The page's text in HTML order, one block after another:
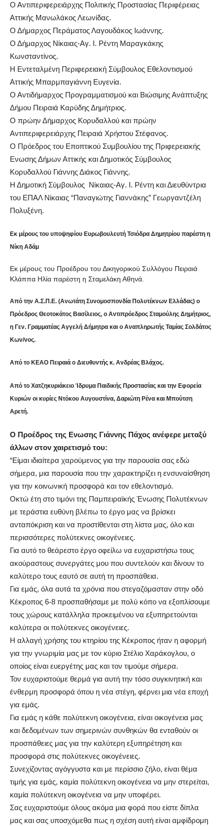
Ο Αντιπεριφερειάρχης Πολιτικής Προστασίας Περιφέρειας
Αττικής Μανωλάκος Λεωνίδας.
Ο Δήμαρχος Περάματος Λαγουδάκος Ιωάννης.
Ο Δήμαρχος Νίκαιας-Αγ. Ι. Ρέντη Μαραγκάκης
Κωνσταντίνος.
Η Εντεταλμένη Περιφερειακή Σύμβουλος Εθελοντισμού
Αττικής Μπαρμπαγιάννη Ευγενία.
Ο Αντιδήμαρχος Προγραμματισμού και Βιώσιμης Ανάπτυξης
Δήμου Πειραιά Καρύδης Δημήτριος.
Ο πρώην Δήμαρχος Κορυδαλλού και πρώην
Αντιπεριφερειάρχης Πειραιά Χρήστου Στέφανος.
Ο Πρόεδρος του Εποπτικού Συμβουλίου της Πριφερειακής
Ενωσης Δήμων Αττικής και Δημοτικός Σύμβουλος
Κορυδαλλού Γιάννης Διάκος Γιάννης.
Η Δημοτική Σύμβουλος Νίκαιας-Αγ. Ι. Ρέντη και Διευθύντρια
του ΕΠΑΛ Νίκαιας “Παναγιώτης Γιαννάκης” Γεωργαντζέλη
Πολυξένη.
Εκ μέρους του υποψηφίου Ευρωβουλευτή Τσιόδρα Δημητρίου παρέστη η
Νίκη Αδάμ
Εκ μέρους του Προέδρου του Δικηγορικού Συλλόγου Πειραιά
Κλάππα Ηλία παρέστη η Σταμελάκη Αθηνά.
Από την Α.Σ.Π.Ε. (Ανωτάτη Συνομοσπονδία Πολυτέκνων Ελλάδας) ο
Πρόεδρος Θεοτοκάτος Βασίλειος, ο Αντιπρόεδρος Σταμούλης Δημήτριος,
η Γεν. Γραμματέας Αγγελή Δήμητρα και ο Αναπληρωτής Ταμίας Σολδάτος
Κων/νος.
Από το ΚΕΑΟ Πειραιά ο Διευθυντής κ. Ανδρέας Βλάχος.
Από το Χατζηκυριάκειο Ίδρυμα Παιδικής Προστασίας και την Εφορεία
Κυριών οι κυρίες Ντόκου Αυγουστίνα, Δαριώτη Ρένα και Μπούτση
Αρετή.
Ο Προέδρος της Ενωσης Γιάννης Πάχος ανέφερε μεταξύ
άλλων στον χαιρετισμό του:
“Είμαι ιδιαίτερα χαρούμενος για την παρουσία σας εδώ
σήμερα, μια παρουσία που την χαρακτηρίζει η ενσυναίσθηση
για την κοινωνική προσφορά και τον εθελοντισμό.
Οκτώ έτη στο τιμόνι της Παμπειραϊκής Ένωσης Πολυτέκνων
με τεράστια ευθύνη βλέπω το έργο μας να βρίσκει
ανταπόκριση και να προστίθενται στη λίστα μας, όλο και
περισσότερες πολύτεκνες οικογένειες.
Για αυτό το θεάρεστο έργο οφείλω να ευχαριστήσω τους
ακούραστους συνεργάτες μου που συντελούν και δίνουν το
καλύτερο τους εαυτό σε αυτή τη προσπάθεια.
Για εμάς, όλα αυτά τα χρόνια που στεγαζόμασταν στην οδό
Κέκροπος 6-8 προσπαθήσαμε με πολύ κόπο να εξοπλίσουμε
τους χώρους κατάλληλα προκειμένου να εξυπηρετούνται
καλύτερα οι πολύτεκνες οικογένειες.
Η αλλαγή χρήσης του κτηρίου της Κέκροπος ήταν η αφορμή
για την γνωριμία μας με τον κύριο Στέλιο Χαράκογλου, ο
οποίος είναι ευεργέτης μας και τον τιμούμε σήμερα.
Τον ευχαριστούμε θερμά για αυτή την τόσο συγκινητική και
ένθερμη προσφορά όπου η νέα στέγη, φέρνει μια νέα εποχή
για εμάς.
Για εμάς η κάθε πολύτεκνη οικογένεια, είναι οικογένεια μας
και δεδομένων των σημερινών συνθηκών θα ενταθούν οι
προσπάθειες μας για την καλύτερη εξυπηρέτηση και
προσφορά στις πολύτεκνες οικογένειες.
Συνεχίζοντας αγόγγυστα και με περίσσιο ζήλο, είναι θέμα
τιμής για εμάς, καμία πολύτεκνη οικογένεια να μην στερείται,
καμία πολύτεκνη οικογένεια να μην υποφέρει.
Σας ευχαριστούμε όλους ακόμα μια φορά που είστε δίπλα
μας και σας υποσχόμεθα πως η σχέση αυτή είναι αμφίδρομη